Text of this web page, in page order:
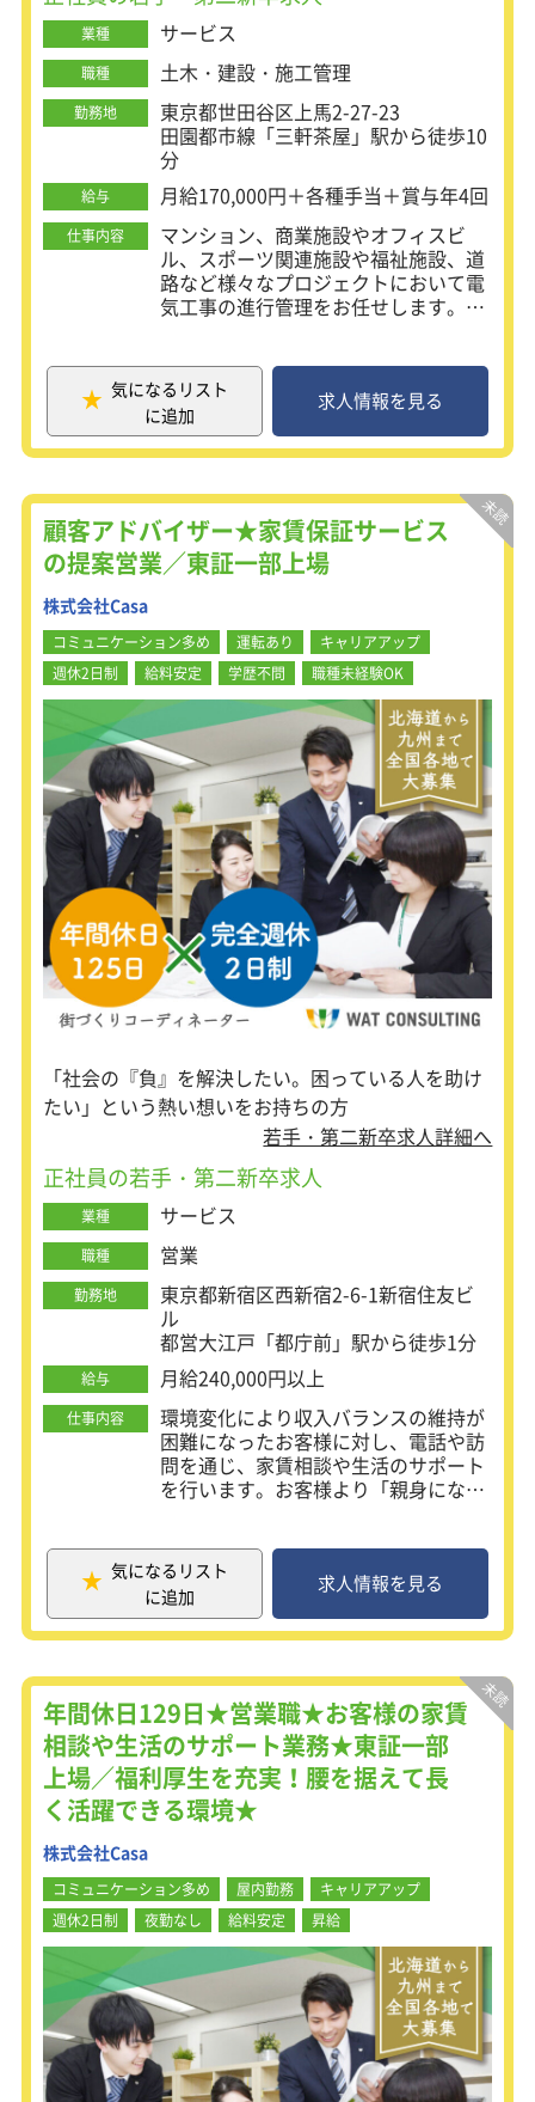
業種 サービス
職種 土木・建設・施工管理
勤務地
東京都世田谷区上馬2-27-23
田園都市線「三軒茶屋」駅から徒歩10
分
給与 月給170,000円＋各種手当＋賞与年4回
仕事内容
マンション、商業施設やオフィスビ
ル、スポーツ関連施設や福祉施設、道
路など様々なプロジェクトにおいて電
気工事の進行管理をお任せします。入
仕事への理解を深めた後は、実際に業
務内容をレクチャー。業務に必要なス
キルは研修や実務を通して学べる環境
ですので、未経験も安心して挑戦可能
りません。入社までに普通自動車免許
があればOKです。安定企業で長く働き
たい、一生役に立つスキルを身につけ
たいなど、少しでも仕事内容に興味を
【具体的な仕事内容】
工事の打ち合わせ
図面や書類の作成、電力・役所への申
請
協力会社の選定と手配、現場での指示
出し
安全・工程・品質・予算などの管理
気になるリスト
に追加
求人情報を見る
顧客アドバイザー★家賃保証サービス
の提案営業／東証一部上場
株式会社Casa
コミュニケーション多め 運転あり
キャリアアップ
週休2日制
給料安定 学歴不問 職種未経験OK
「社会の『負』を解決したい。困っている人を助け
たい」という熱い想いをお持ちの方
若手・第二新卒求人詳細へ
正社員の若手・第二新卒求人
業種 サービス
職種 営業
勤務地
東京都新宿区西新宿2-6-1新宿住友ビ
ル
都営大江戸「都庁前」駅から徒歩1分
給与 月給240,000円以上
仕事内容
環境変化により収入バランスの維持が
困難になったお客様に対し、電話や訪
問を通じ、家賃相談や生活のサポート
を行います。お客様より「親身になっ
ご自身の行動が、誰かの人生に良い影
響を及ぼすことができたということを
感じられる点が最大の魅力です。
る】
家賃保証制度とは家を借りる際に、必
要となる「保証人」の役割を担うもの
です。時には行政やNPOと連携しなが
ら案件を進めていただきます。当社の
サービスは、ブランド力とサービスの
質の高さで定評があり、家族関係の希
ーズは拡大中。業界のパイオニアとし
て圧倒的な地位を築いています。
＜働き方改善に注力中】
全社的に働き方改善に注力しており、
現在は全社員が20時退社に取り組んで
います。社会貢献度の高さや、やりが
いの大きさを実感するにはまず自らが
オンオフのメリハリをつけて働くこと
が第一です。
気になるリスト
に追加
求人情報を見る
年間休日129日★営業職★お客様の家賃
相談や生活のサポート業務★東証一部
上場／福利厚生を充実！腰を据えて長
く活躍できる環境★
株式会社Casa
コミュニケーション多め 屋内勤務
キャリアアップ
週休2日制
夜勤なし 給料安定 昇給